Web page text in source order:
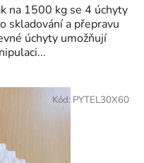
na 1500 kg se 4 úchyty
skladování a přepravu
úchyty umožňují
Kód: PYTEL30X60